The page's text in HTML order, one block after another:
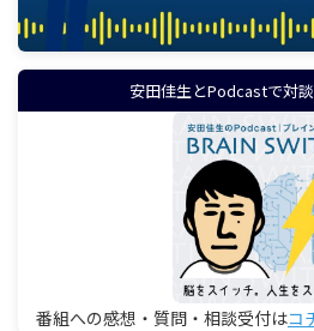
安田佳生とPodcastで対
番組への感想・質問・相談受付はコ